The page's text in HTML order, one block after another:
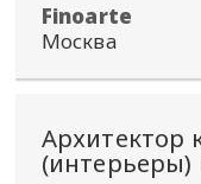
Finoarte
Москва
Архитектор
(интерьеры)